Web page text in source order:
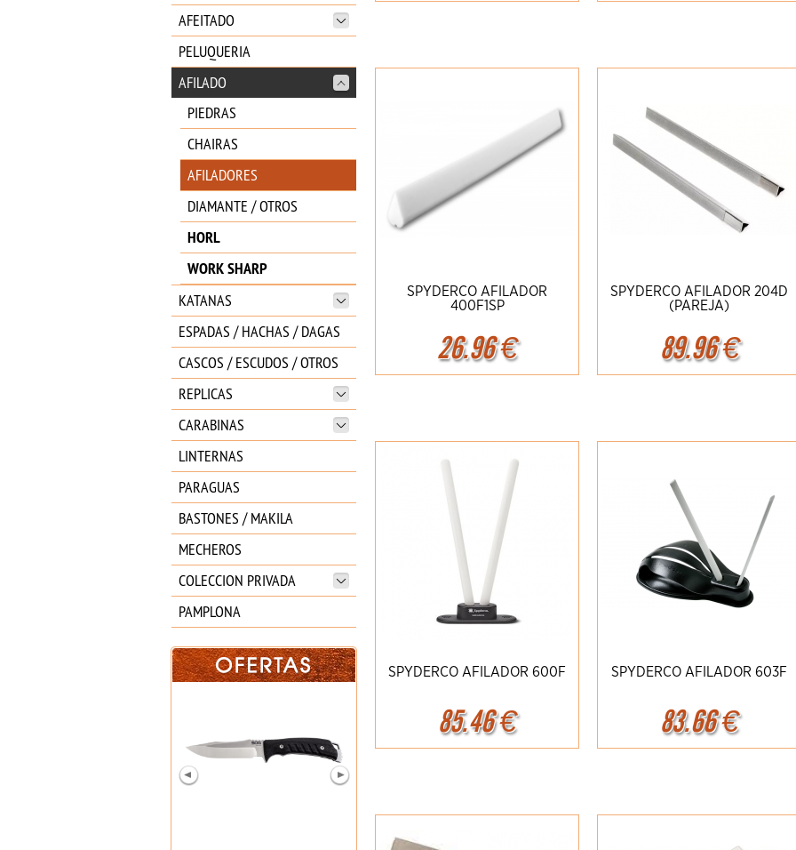
AFEITADO
PELUQUERIA
AFILADO
PIEDRAS
CHAIRAS
AFILADORES
DIAMANTE / OTROS
HORL
WORK SHARP
KATANAS
ESPADAS / HACHAS / DAGAS
CASCOS / ESCUDOS / OTROS
REPLICAS
CARABINAS
LINTERNAS
PARAGUAS
BASTONES / MAKILA
MECHEROS
COLECCION PRIVADA
PAMPLONA
SPYDERCO AFILADOR
400F1SP
26.96€
Ampliar Detalles
SPYDERCO AFILADOR 204D
(PAREJA)
89.96€
Ampliar Detalles
SPYDERCO AFILADOR 600F
85.46€
Ampliar Detalles
SPYDERCO AFILADOR 603F
83.66€
Ampliar Detalles